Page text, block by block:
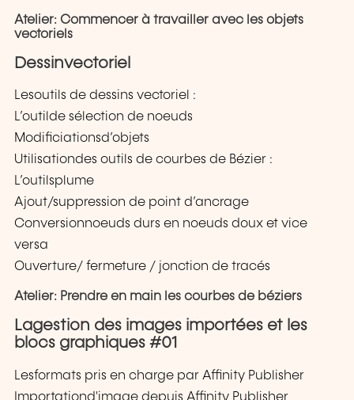
Atelier: Commencer à travailler avec les objets
vectoriels
Dessinvectoriel
Lesoutils de dessins vectoriel :
L’outilde sélection de noeuds
Modificiationsd’objets
Utilisationdes outils de courbes de Bézier :
L’outilsplume
Ajout/suppression de point d’ancrage
Conversionnoeuds durs en noeuds doux et vice
versa
Ouverture/ fermeture / jonction de tracés
Atelier: Prendre en main les courbes de béziers
Lagestion des images importées et les
blocs graphiques #01
Lesformats pris en charge par Affinity Publisher
Importationd'image depuis Affinity Publisher